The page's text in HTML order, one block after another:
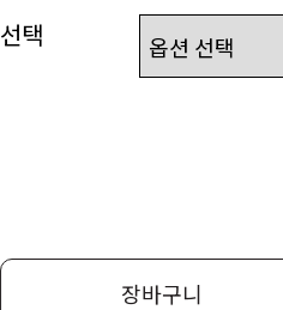
선택
장바구니